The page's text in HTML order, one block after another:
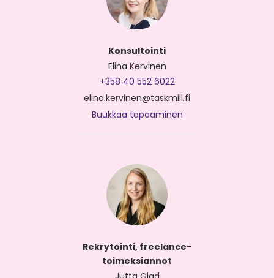
Konsultointi
Elina Kervinen
+358 40 552 6022
elina.kervinen@taskmill.fi
Buukkaa tapaaminen
Rekrytointi, freelance-
toimeksiannot